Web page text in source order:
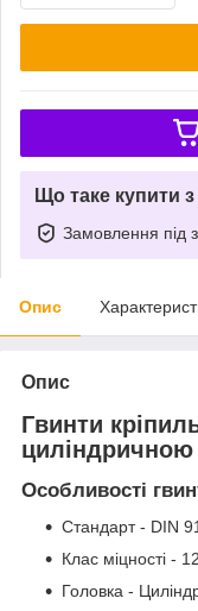
Що таке купити
Замовлення під
Опис
Опис
Гвинти
Особливості
Стандарт - DIN
Клас міцності -
Головка -